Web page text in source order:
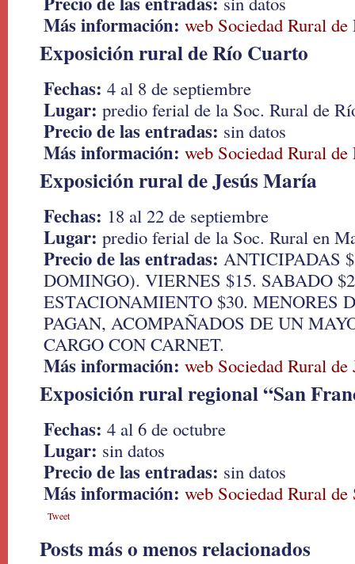
Más información: web Sociedad Rural de
Exposición rural de Río Cuarto
Fechas: 4 al 8 de septiembre
Lugar: predio ferial de la Soc. Rural de
Precio de las entradas: sin datos
Más información: web Sociedad Rural
Exposición rural de Jesús María
Fechas: 18 al 22 de septiembre
Lugar: predio ferial de la Soc. Rural en
Precio de las entradas: ANTICIPADAS
DOMINGO). VIERNES $15. SABADO
ESTACIONAMIENTO $30. MENORES
PAGAN, ACOMPAÑADOS DE UN
CARGO CON CARNET.
Más información: web Sociedad Rural de
Exposición rural regional “San
Fechas: 4 al 6 de octubre
Lugar: sin datos
Precio de las entradas: sin datos
Más información: web Sociedad Rural
Tweet
Posts más o menos relacionados